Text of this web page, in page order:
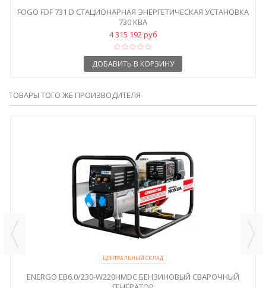
FOGO FDF 731 D СТАЦИОНАРНАЯ ЭНЕРГЕТИЧЕСКАЯ УСТАНОВКА
730 КВА
4 315 192 руб
ДОБАВИТЬ В КОРЗИНУ
ТОВАРЫ ТОГО ЖЕ ПРОИЗВОДИТЕЛЯ
ЦЕНТРАЛЬНЫЙ СКЛАД
ENERGO EB6.0/230-W220HMDC БЕНЗИНОВЫЙ СВАРОЧНЫЙ